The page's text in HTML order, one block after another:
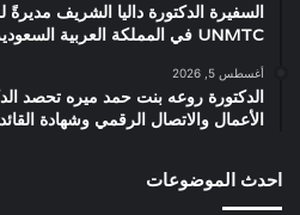
السفيرة الدكتورة داليا الشريف مديرةً
UNMTC في المملكة العربية السعودية
أغسطس 5, 2026
الدكتورة روعه بنت حمد ميره تحصد
الأعمال والاتصال الرقمي وشهادة القائد
احدث الموضوعات